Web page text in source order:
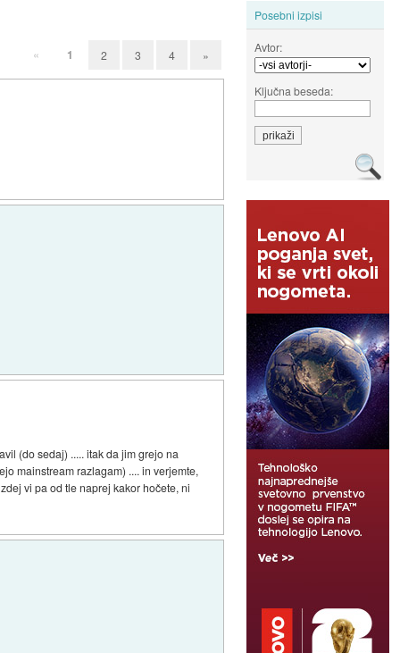
Posebni izpisi
Avtor:
Ključna beseda:
« 1 2 3 4 »
(do sedaj) ..... itak da jim grejo na
mainstream razlagam) .... in verjemte,
vi pa od tle naprej kakor hočete, ni